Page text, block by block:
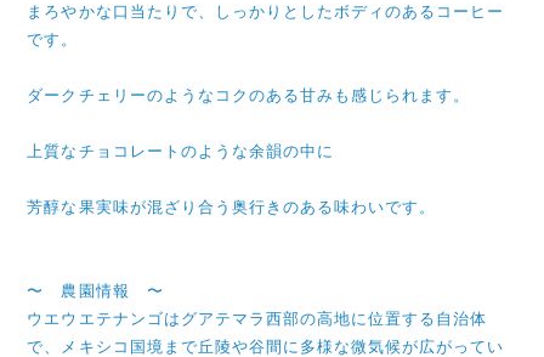
まろやかな口当たりで、しっかりとしたボディのあるコーヒー
です。
ダークチェリーのようなコクのある甘みも感じられます。
上質なチョコレートのような余韻の中に
芳醇な果実味が混ざり合う奥行きのある味わいです。
〜 農園情報 〜
ウエウエテナンゴはグアテマラ西部の高地に位置する自治体
で、メキシコ国境まで丘陵や谷間に多様な微気候が広がってい